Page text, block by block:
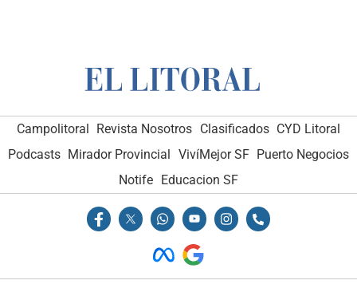
Campolitoral Revista Nosotros Clasificados CYD Litoral
Podcasts Mirador Provincial VivíMejor SF Puerto Negocios
Notife
Educacion SF